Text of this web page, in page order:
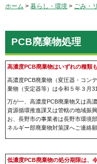
ホーム > 暮らし・環境 > ごみ・
PCB廃棄物処理
高濃度PCB廃棄物はいずれの種類
高濃度PCB廃棄物（変圧器・コン
棄物（安定器等）は令和５年３月
万が一、高濃度PCB廃棄物又は高
資源循環推進課又は管轄の地域振
お、長野市の事業者は長野市環境
ネルギー部廃棄物対策課へご連絡願
低濃度PCB廃棄物の処分期限は、